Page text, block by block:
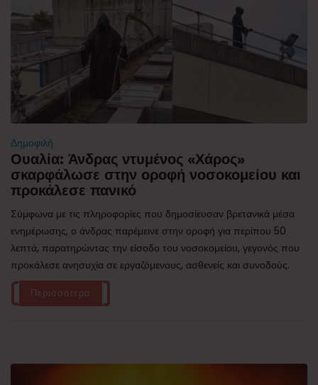
Δημοφιλή
Ουαλία: Άνδρας ντυμένος «Χάρος»
σκαρφάλωσε στην οροφή νοσοκομείου και
προκάλεσε πανικό
Σύμφωνα με τις πληροφορίες που δημοσίευσαν βρετανικά μέσα
ενημέρωσης, ο άνδρας παρέμεινε στην οροφή για περίπου 50
λεπτά, παρατηρώντας την είσοδο του νοσοκομείου, γεγονός που
προκάλεσε ανησυχία σε εργαζόμενους, ασθενείς και συνοδούς.
Περισσότερα